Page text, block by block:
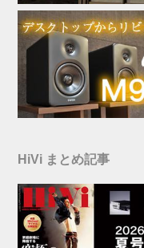
HiVi まとめ記事